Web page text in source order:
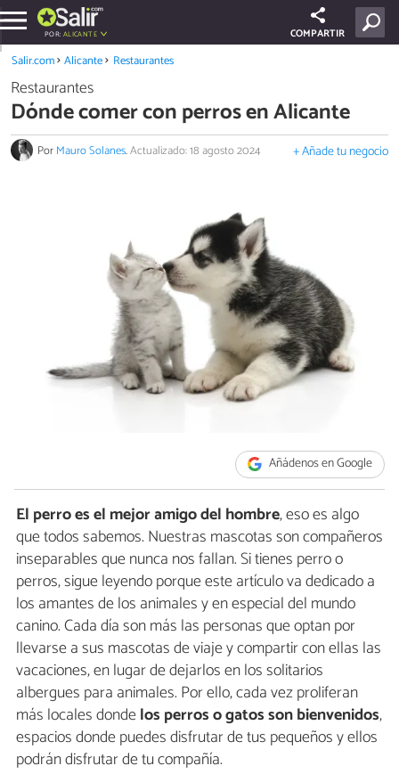
POR: ALICANTE COMPARTIR
Salir.com Alicante Restaurantes
Restaurantes
Dónde comer con perros en Alicante
PorMauro Solanes.Actualizado: 18 agosto 2024 + Añade tu negocio
Añádenos en Google
El perro es el mejor amigo del hombre, eso es algo
que todos sabemos. Nuestras mascotas son compañeros
inseparables que nunca nos fallan. Si tienes perro o
perros, sigue leyendo porque este artículo va dedicado a
los amantes de los animales y en especial del mundo
canino. Cada día son más las personas que optan por
llevarse a sus mascotas de viaje y compartir con ellas las
vacaciones, en lugar de dejarlos en los solitarios
albergues para animales. Por ello, cada vez proliferan
más locales dondelos perros o gatos son bienvenidos,
espacios donde puedes disfrutar de tus pequeños y ellos
podrán disfrutar de tu compañía.